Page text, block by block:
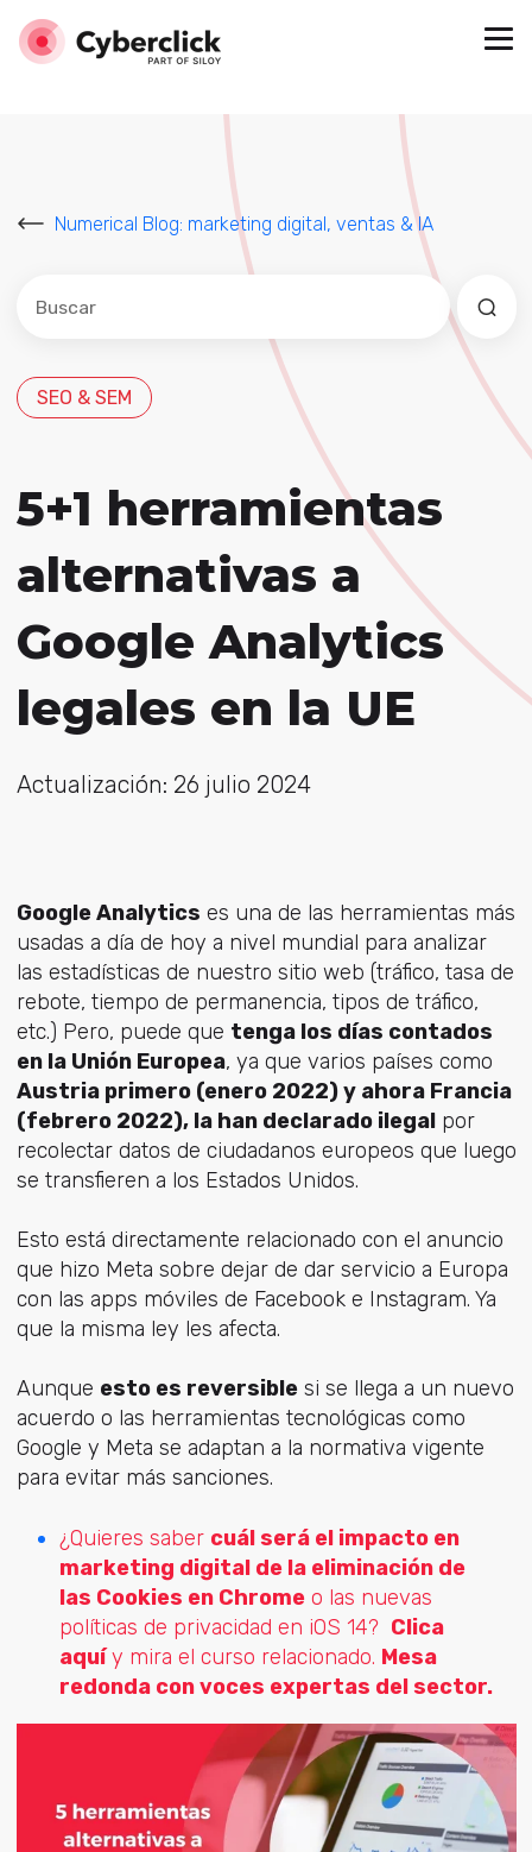
Numerical Blog: marketing digital, ventas & IA
Este es un campo de búsqueda con una función de
No hay sugerencias porque el campo de
SEO & SEM
5+1 herramientas
alternativas a
Google Analytics
legales en la UE
Actualización: 26 julio 2024
Google Analytics es una de las herramientas más
usadas a día de hoy a nivel mundial para analizar
las estadísticas de nuestro sitio web (tráfico, tasa de
rebote, tiempo de permanencia, tipos de tráfico,
etc.) Pero, puede que tenga los días contados
en la Unión Europea, ya que varios países como
Austria primero (enero 2022) y ahora Francia
(febrero 2022), la han declarado ilegalpor
recolectar datos de ciudadanos europeos que luego
se transfieren a los Estados Unidos.
Esto está directamente relacionado con el anuncio
que hizo Meta sobre dejar de dar servicio a Europa
con las apps móviles de Facebook e Instagram. Ya
que la misma ley les afecta.
Aunque esto es reversiblesi se llega a un nuevo
acuerdo o las herramientas tecnológicas como
Google y Meta se adaptan a la normativa vigente
para evitar más sanciones.
¿Quieres saber cuál será el impacto en
marketing digital de la eliminación de
las Cookies en Chromeo las nuevas
políticas de privacidad en iOS 14? Clica
aquíy mira el curso relacionado. Mesa
redonda con voces expertas del sector.